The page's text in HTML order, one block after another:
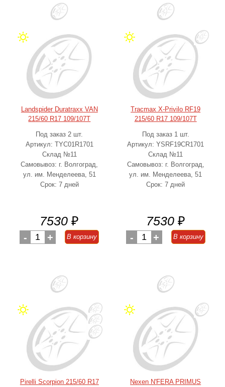
Landspider Duratraxx VAN
215/60 R17 109/107T
Под заказ 2 шт.
Артикул: TYC01R1701
Склад №11
Самовывоз: г. Волгоград,
ул. им. Менделеева, 51
Срок: 7 дней
7530 ₽
- 1 + В корзину
Tracmax X-Privilo RF19
215/60 R17 109/107T
Под заказ 1 шт.
Артикул: YSRF19CR1701
Склад №11
Самовывоз: г. Волгоград,
ул. им. Менделеева, 51
Срок: 7 дней
7530 ₽
- 1 + В корзину
Pirelli Scorpion 215/60 R17
Nexen N'FERA PRIMUS